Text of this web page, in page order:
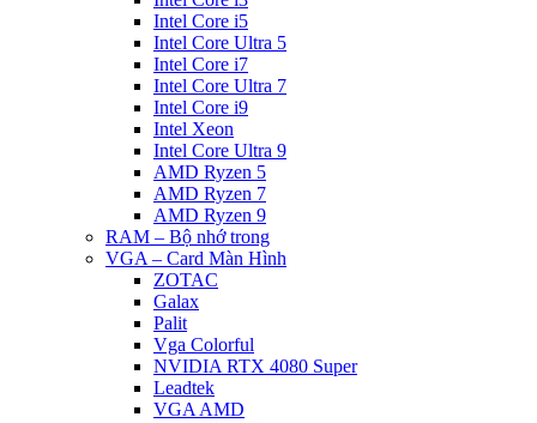
Intel Core i5
Intel Core Ultra 5
Intel Core i7
Intel Core Ultra 7
Intel Core i9
Intel Xeon
Intel Core Ultra 9
AMD Ryzen 5
AMD Ryzen 7
AMD Ryzen 9
RAM – Bộ nhớ trong
VGA – Card Màn Hình
ZOTAC
Galax
Palit
Vga Colorful
NVIDIA RTX 4080 Super
Leadtek
VGA AMD